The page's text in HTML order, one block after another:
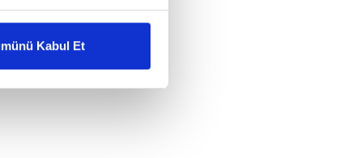
karşılamak
sunulması
sizlere yönelik
Kabul Et